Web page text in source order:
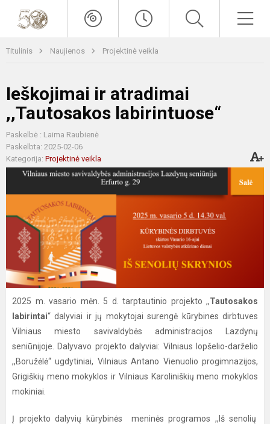
Titulinis Naujienos Projektinė veikla
Ieškojimai ir atradimai
,,Tautosakos labirintuose“
Paskelbė : Laima Raubienė
Paskelbta: 2025-02-06
Kategorija: Projektinė veikla
2025 m. vasario mėn. 5 d. tarptautinio projekto ,,Tautosakos
labirintai“ dalyviai ir jų mokytojai surengė kūrybines dirbtuves
Vilniaus miesto savivaldybės administracijos Lazdynų
seniūnijoje. Dalyvavo projekto dalyviai: Vilniaus lopšelio-darželio
,,Boružėlė“ ugdytiniai, Vilniaus Antano Vienuolio progimnazijos,
Grigiškių meno mokyklos ir Vilniaus Karoliniškių meno mokyklos
mokiniai.
Į projekto dalyvių kūrybinės meninės programos ,,Iš senolių